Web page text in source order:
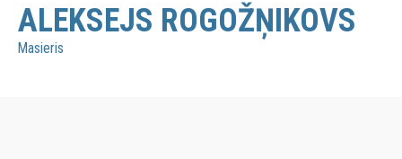
ALEKSEJS ROGOŽŅIKOVS
Masieris